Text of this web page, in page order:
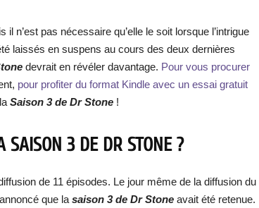
n’est pas nécessaire qu’elle le soit lorsque l’intrigue
laissés en suspens au cours des deux dernières
devrait en révéler davantage. Pour vous procurer
pour profiter du format Kindle avec un essai gratuit
Saison 3 de Dr Stone !
SAISON 3 DE DR STONE ?
de 11 épisodes. Le jour même de la diffusion du
que la saison 3 de Dr Stone avait été retenue.